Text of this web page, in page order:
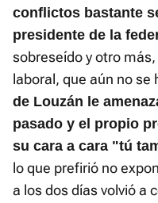
conflictos bastante
presidente de la
sobreseído y otro
laboral, que aún no se
de Louzán le
pasado y el propio
su cara a cara "tú
lo que prefirió no
a los dos días volvió a